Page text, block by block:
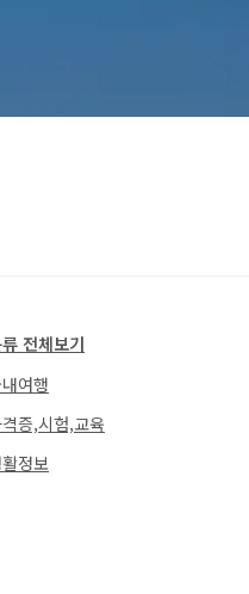
전체보기
여행
증,시험,교육
정보